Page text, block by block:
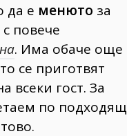
да е менюто за
с повече
. Има обаче още
се приготвят
всеки гост. За
по подходящ